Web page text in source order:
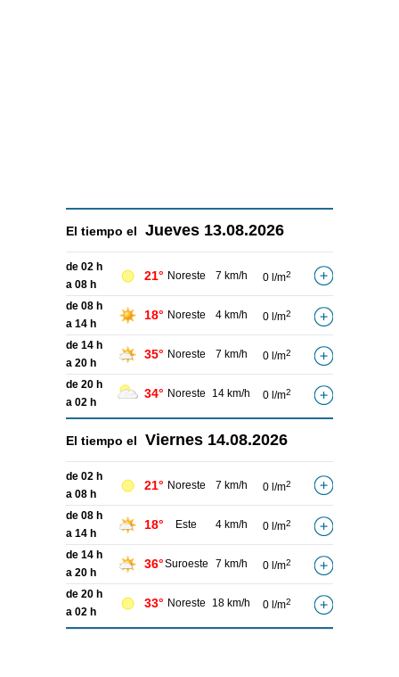
El tiempo el Jueves 13.08.2026
de 02 h
a 08 h
21° Noreste 7 km/h 0 l/m2
de 08 h
a 14 h
18° Noreste 4 km/h 0 l/m2
de 14 h
a 20 h
35° Noreste 7 km/h 0 l/m2
de 20 h
a 02 h
34° Noreste 14 km/h 0 l/m2
El tiempo el Viernes 14.08.2026
de 02 h
a 08 h
21° Noreste 7 km/h 0 l/m2
de 08 h
a 14 h
18° Este 4 km/h 0 l/m2
de 14 h
a 20 h
36°Suroeste 7 km/h 0 l/m2
de 20 h
a 02 h
33° Noreste 18 km/h 0 l/m2